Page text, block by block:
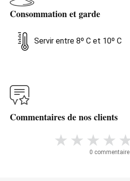
Consommation et garde
Servir entre 8º C et 10º C
Commentaires de nos clients
0 commentaire